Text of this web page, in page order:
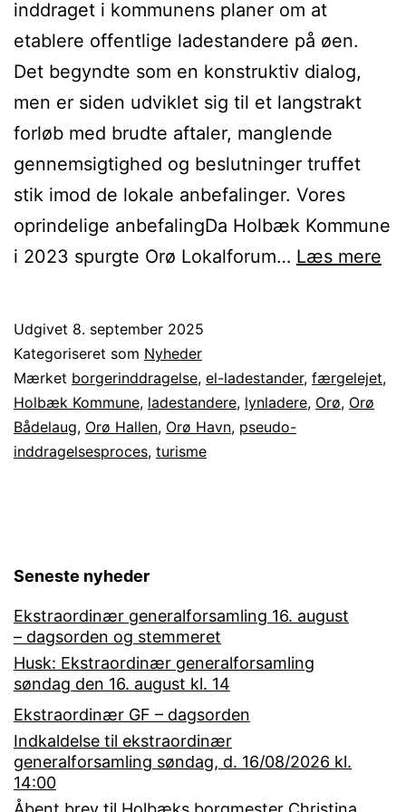
inddraget i kommunens planer om at
etablere offentlige ladestandere på øen.
Det begyndte som en konstruktiv dialog,
men er siden udviklet sig til et langstrakt
forløb med brudte aftaler, manglende
gennemsigtighed og beslutninger truffet
stik imod de lokale anbefalinger. Vores
oprindelige anbefalingDa Holbæk Kommune
i 2023 spurgte Orø Lokalforum… Læs mere
Udgivet 8. september 2025
Kategoriseret som Nyheder
Mærket borgerinddragelse, el-ladestander, færgelejet,
Holbæk Kommune, ladestandere, lynladere, Orø, Orø
Bådelaug, Orø Hallen, Orø Havn, pseudo-
inddragelsesproces, turisme
Seneste nyheder
Ekstraordinær generalforsamling 16. august
– dagsorden og stemmeret
Husk: Ekstraordinær generalforsamling
søndag den 16. august kl. 14
Ekstraordinær GF – dagsorden
Indkaldelse til ekstraordinær
generalforsamling søndag, d. 16/08/2026 kl.
14:00